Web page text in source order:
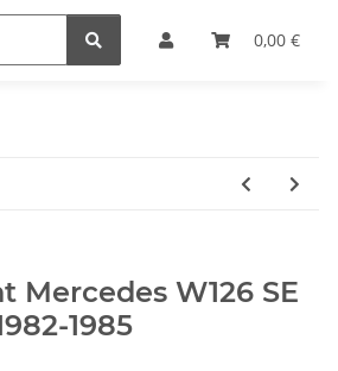
0,00 €
W126 SE
1985